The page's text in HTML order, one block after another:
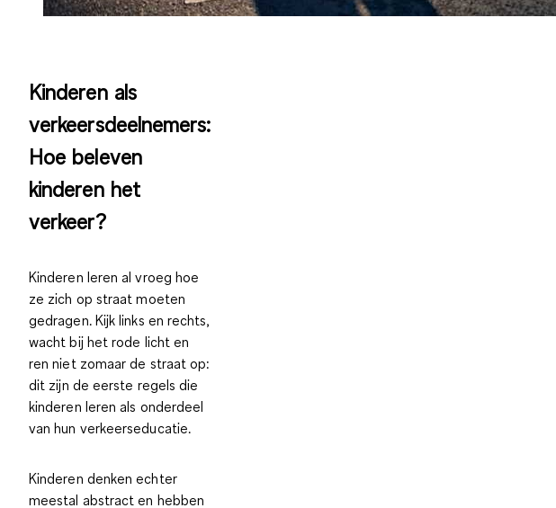
Kinderen als
verkeersdeelnemers:
Hoe beleven
kinderen het
verkeer?
Kinderen leren al vroeg hoe
ze zich op straat moeten
gedragen. Kijk links en rechts,
wacht bij het rode licht en
ren niet zomaar de straat op:
dit zijn de eerste regels die
kinderen leren als onderdeel
van hun verkeerseducatie.
Kinderen denken echter
meestal abstract en hebben